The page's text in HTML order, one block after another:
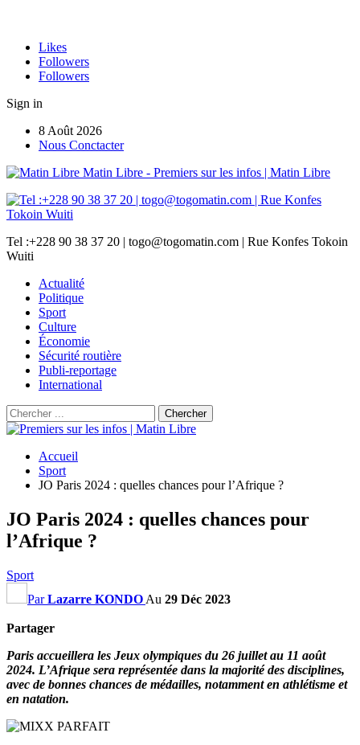
Likes
Followers
Followers
Sign in
8 Août 2026
Nous Conctacter
Matin Libre - Premiers sur les infos | Matin Libre
Tel :+228 90 38 37 20 | togo@togomatin.com | Rue Konfes Tokoin
Wuiti
Actualité
Politique
Sport
Culture
Économie
Sécurité routière
Publi-reportage
International
Accueil
Sport
JO Paris 2024 : quelles chances pour l’Afrique ?
JO Paris 2024 : quelles chances pour
l’Afrique ?
Sport
ParLazarre KONDO Au 29 Déc 2023
Partager
Paris accueillera les Jeux olympiques du 26 juillet au 11 août
2024. L’Afrique sera représentée dans la majorité des disciplines,
avec de bonnes chances de médailles, notamment en athlétisme et
en natation.